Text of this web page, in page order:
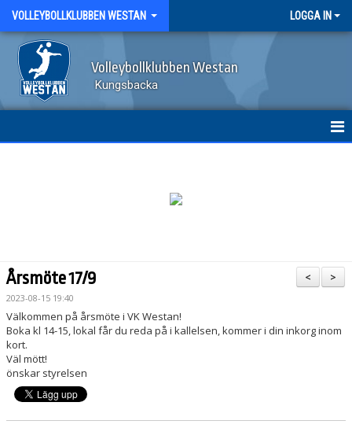
VOLLEYBOLLKLUBBEN WESTAN LOGGA IN
Volleybollklubben Westan
Kungsbacka
MEDLEMSAVGIFT
STYRELSENS RUTINER
HÄLSOCERTIFIERAD FÖRENING
NYHETSARKIV
>
<
Årsmöte 17/9
2023-08-15 19:40
Välkommen på årsmöte i VK Westan!
Boka kl 14-15, lokal får du reda på i kallelsen, kommer i din inkorg inom
kort.
Väl mött!
önskar styrelsen